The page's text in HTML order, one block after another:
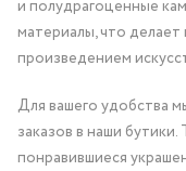
и полудрагоценные
материалы, что
произведением
Для вашего удобства
заказов в наши
понравившиеся